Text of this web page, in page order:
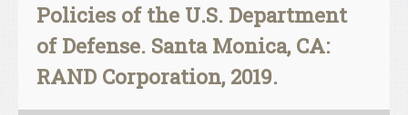
Policies of the U.S. Department
of Defense. Santa Monica, CA:
RAND Corporation, 2019.